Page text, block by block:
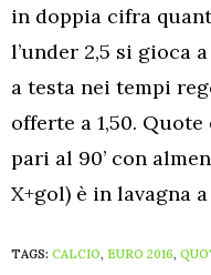
in doppia cifra
l’under 2,5 si gioca
a testa nei tempi
offerte a 1,50.
pari al 90’ con
X+gol) è in lavagna a
TAGS: CALCIO, EURO 2016,